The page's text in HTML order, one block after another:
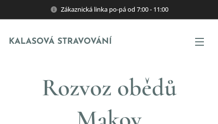
Zákaznická linka po-pá od 7:00 - 11:00
KALASOVÁ STRAVOVÁNÍ
Rozvoz obědů